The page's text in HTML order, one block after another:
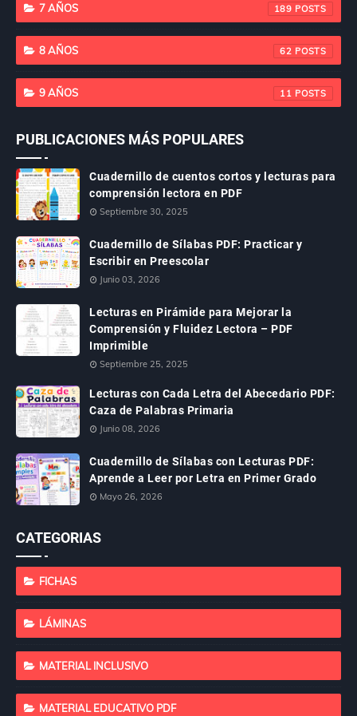
7 AÑOS 189
8 AÑOS 62
9 AÑOS 11
PUBLICACIONES MÁS POPULARES
Cuadernillo de cuentos cortos y lecturas para
comprensión lectora en PDF
Septiembre 30, 2025
Cuadernillo de Sílabas PDF: Practicar y
Escribir en Preescolar
Junio 03, 2026
Lecturas en Pirámide para Mejorar la
Comprensión y Fluidez Lectora – PDF
Imprimible
Septiembre 25, 2025
Lecturas con Cada Letra del Abecedario PDF:
Caza de Palabras Primaria
Junio 08, 2026
Cuadernillo de Sílabas con Lecturas PDF:
Aprende a Leer por Letra en Primer Grado
Mayo 26, 2026
CATEGORIAS
FICHAS
LÁMINAS
MATERIAL INCLUSIVO
MATERIAL EDUCATIVO PDF